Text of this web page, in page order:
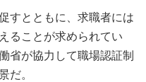
すとともに、求職者には
ることが求められてい
省が協力して職場認証制
だ。